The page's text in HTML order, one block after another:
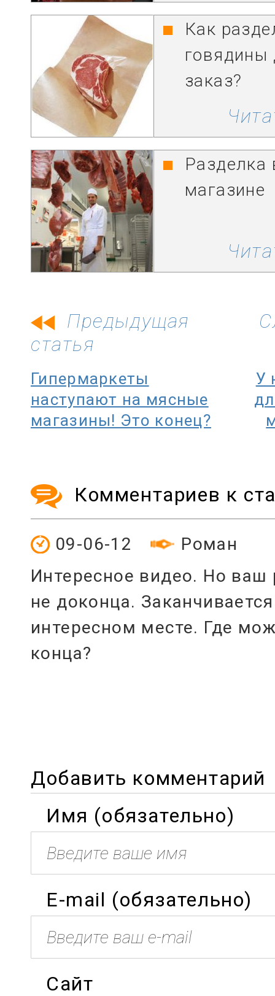
Как
говядины
заказ?
магазине
Предыдущая
статья
Гипермаркеты
наступают на мясные
магазины! Это конец?
У
Комментариев к
Роман
09-06-12
Интересное видео. Но ваш
не доконца.
интересном месте. Где
конца?
Добавить комментарий
Имя (обязательно)
E-mail (обязательно)
Сайт